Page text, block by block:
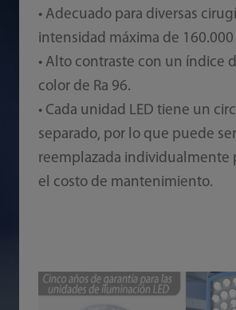
• Adecuado para diversas
intensidad máxima de 160.000
• Alto contraste con un índice
color de Ra 96.
• Cada unidad LED tiene un
separado, por lo que puede ser
reemplazada individualmente
el costo de mantenimiento.